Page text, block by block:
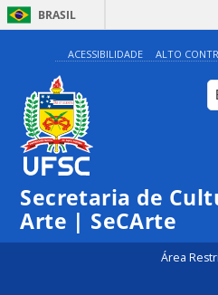
BRASIL
ACESSIBILIDADE ALTO
Secretaria de
Arte | SeCArte
Área
0:00
1:00